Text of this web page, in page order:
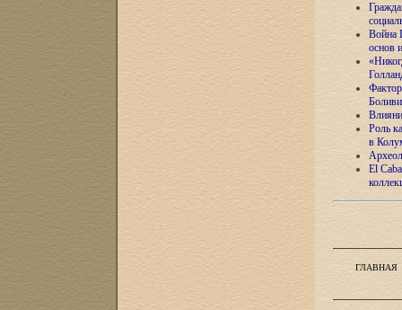
Война
основ
Роль
в
El
ГЛАВНАЯ